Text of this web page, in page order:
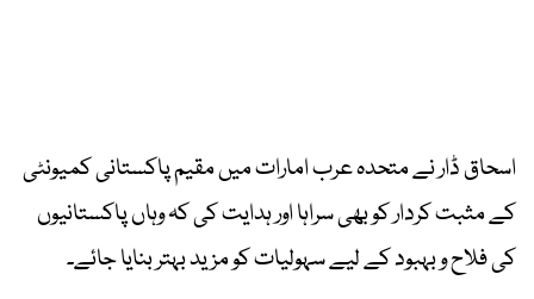
اسحاق ڈار نے متحدہ عرب امارات میں مقیم پاکستانی کمیونٹی
کے مثبت کردار کو بھی سراہا اور ہدایت کی کہ وہاں پاکستانیوں
کی فلاح و بہبود کے لیے سہولیات کو مزید بہتر بنایا جائے۔